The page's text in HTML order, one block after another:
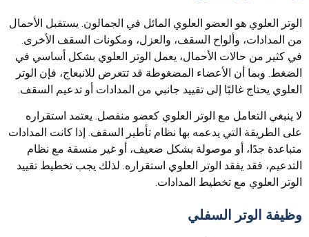
الوتر العلوي هو العضو العلوي المائل في الجمالون. يستقبل الأحمال
من المدادات، وألواح السقف، والعزل، ومكونات السقف الأخرى.
في كثير من حالات الأحمال، يعمل الوتر العلوي بشكل أساسي في
الضغط. وبما أن الأعضاء المضغوطة قد تتعرض للانبعاج، فإن الوتر
العلوي يحتاج غالبًا إلى تقييد جانبي من المدادات أو تدعيم السقف.
لا ينبغي التعامل مع الوتر العلوي كعضو منفصل. يعتمد استقراره
على الطريقة التي يدعمه بها نظام تأطير السقف. إذا كانت المدادات
متباعدة جدًا، أو موصولة بشكل ضعيف، أو غير منسقة مع نظام
التدعيم، فقد يفقد الوتر العلوي استقراره. لذلك يجب تخطيط تقييد
الوتر العلوي مع تخطيط المدادات.
وظيفة الوتر السفلي